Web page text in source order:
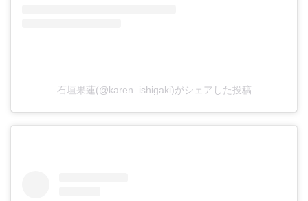
石垣果蓮(@karen_ishigaki)がシェアした投稿